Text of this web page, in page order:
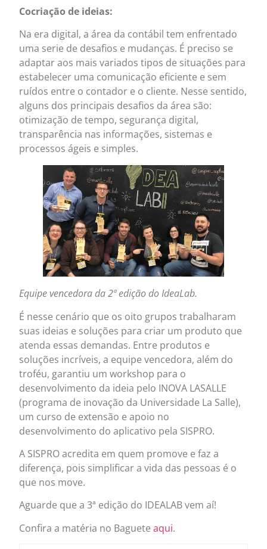
Cocriação de ideias:
Na era digital, a área da contábil tem enfrentado
uma serie de desafios e mudanças. É preciso se
adaptar aos mais variados tipos de situações para
estabelecer uma comunicação eficiente e sem
ruídos entre o contador e o cliente. Nesse sentido,
alguns dos principais desafios da área são:
otimização de tempo, segurança digital,
transparência nas informações, sistemas e
processos ágeis e simples.
Equipe vencedora da 2ª edição do IdeaLab.
É nesse cenário que os oito grupos trabalharam
suas ideias e soluções para criar um produto que
atenda essas demandas. Entre produtos e
soluções incríveis, a equipe vencedora, além do
troféu, garantiu um workshop para o
desenvolvimento da ideia pelo INOVA LASALLE
(programa de inovação da Universidade La Salle),
um curso de extensão e apoio no
desenvolvimento do aplicativo pela SISPRO.
A SISPRO acredita em quem promove e faz a
diferença, pois simplificar a vida das pessoas é o
que nos move.
Aguarde que a 3ª edição do IDEALAB vem aí!
Confira a matéria no Bagueteaqui.